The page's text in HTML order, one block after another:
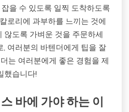
을 수 있도록 일찍 도착하도록
로리에 과부하를 느끼는 것에
않도록 가벼운 것을 주문하세
, 여러분의 바텐더에게 팁을 잘
는 여러분에게 좋은 경험을 제
했습니다!
바에 가야 하는 이